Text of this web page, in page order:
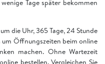
Tage später bekommen
die Uhr, 365 Tage, 24 Stunde
um Öffnungszeiten beim online
machen. Ohne Wartezeit
bestellen. Vergleichen Sie